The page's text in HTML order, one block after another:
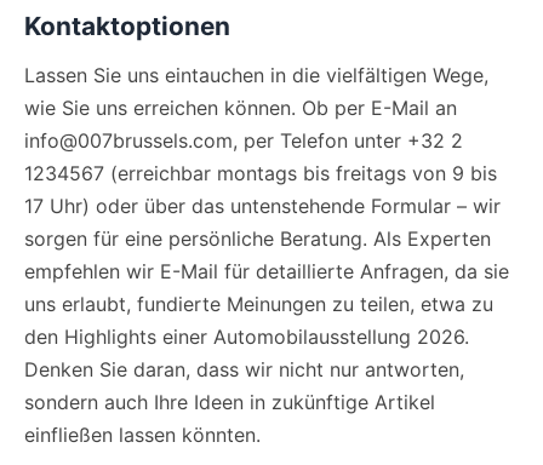
Kontaktoptionen
Lassen Sie uns eintauchen in die vielfältigen Wege,
wie Sie uns erreichen können. Ob per E-Mail an
info@007brussels.com, per Telefon unter +32 2
1234567 (erreichbar montags bis freitags von 9 bis
17 Uhr) oder über das untenstehende Formular – wir
sorgen für eine persönliche Beratung. Als Experten
empfehlen wir E-Mail für detaillierte Anfragen, da sie
uns erlaubt, fundierte Meinungen zu teilen, etwa zu
den Highlights einer Automobilausstellung 2026.
Denken Sie daran, dass wir nicht nur antworten,
sondern auch Ihre Ideen in zukünftige Artikel
einfließen lassen könnten.